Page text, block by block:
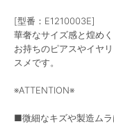
[型番：E1210003E]
華奢なサイズ感と煌め
お持ちのピアスやイヤ
スメです。
※ATTENTION※
■微細なキズや製造ムラ